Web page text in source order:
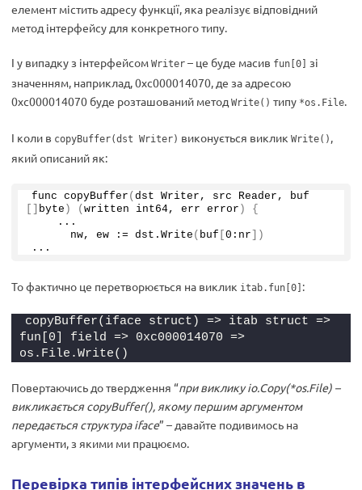
елемент містить адресу функції, яка реалізує відповідний
метод інтерфейсу для конкретного типу.
І у випадку з інтерфейсом Writer – це буде масив fun[0] зі
значенням, наприклад, 0xc000014070, де за адресою
0xc000014070 буде розташований метод Write() типу *os.File.
І коли в copyBuffer(dst Writer) виконується виклик Write() ,
який описаний як:
func copyBuffer (
byte ) ( written int64, err error )
{
    ...
      nw, ew := dst.
Write ( buf 0 :nr ])
...
То фактично це перетворюється на виклик itab.fun[0] :
copyBuffer(iface struct) => itab struct =>
fun[0] field => 0xc000014070 =>
os.File.Write()
Повертаючись до твердження “при виклику io.Copy(*os.File) –
викликається copyBuffer(), якому першим аргументом
передається структура iface” – давайте подивимось на
аргументи, з якими ми працюємо.
Перевірка типів інтерфейсних значень в